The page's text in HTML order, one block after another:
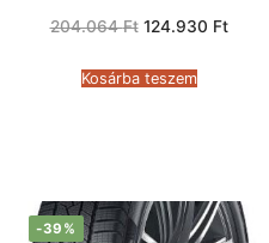
204.064Ft Original
204.064 Ft.
124.930 Ft
Kosárba teszem
-39%